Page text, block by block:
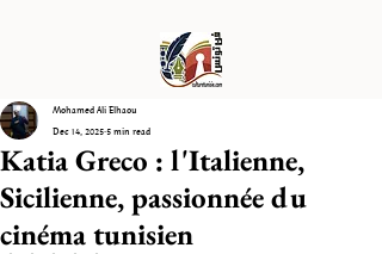
Katia Greco : l'Italienne,
Sicilienne, passionnée du
cinéma tunisien
Mohamed Ali Elhaou
Dec 14, 20255 min read